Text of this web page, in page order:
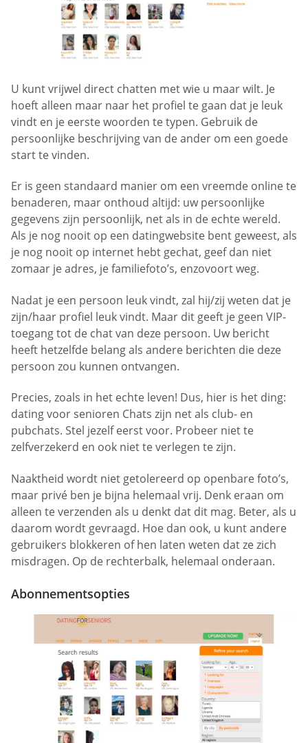
U kunt vrijwel direct chatten met wie u maar wilt. Je
hoeft alleen maar naar het profiel te gaan dat je leuk
vindt en je eerste woorden te typen. Gebruik de
persoonlijke beschrijving van de ander om een goede
start te vinden.
Er is geen standaard manier om een vreemde online te
benaderen, maar onthoud altijd: uw persoonlijke
gegevens zijn persoonlijk, net als in de echte wereld.
Als je nog nooit op een datingwebsite bent geweest, als
je nog nooit op internet hebt gechat, geef dan niet
zomaar je adres, je familiefoto’s, enzovoort weg.
Nadat je een persoon leuk vindt, zal hij/zij weten dat je
zijn/haar profiel leuk vindt. Maar dit geeft je geen VIP-
toegang tot de chat van deze persoon. Uw bericht
heeft hetzelfde belang als andere berichten die deze
persoon zou kunnen ontvangen.
Precies, zoals in het echte leven! Dus, hier is het ding:
dating voor senioren Chats zijn net als club- en
pubchats. Stel jezelf eerst voor. Probeer niet te
zelfverzekerd en ook niet te verlegen te zijn.
Naaktheid wordt niet getolereerd op openbare foto’s,
maar privé ben je bijna helemaal vrij. Denk eraan om
alleen te verzenden als u denkt dat dit mag. Beter, als u
daarom wordt gevraagd. Hoe dan ook, u kunt andere
gebruikers blokkeren of hen laten weten dat ze zich
misdragen. Op de rechterbalk, helemaal onderaan.
Abonnementsopties